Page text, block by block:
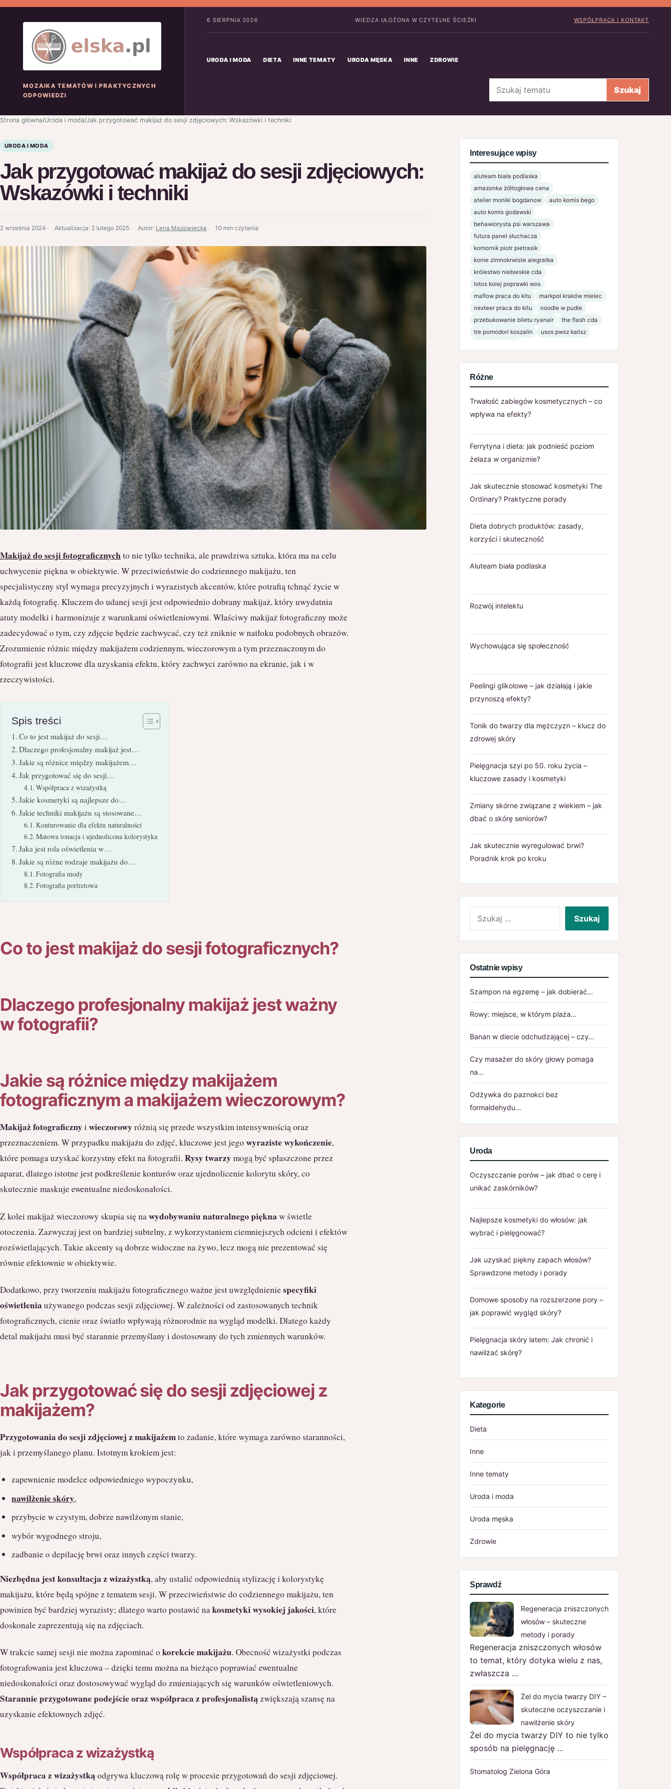
MOZAIKA TEMATÓW I PRAKTYCZNYCH
ODPOWIEDZI
6 SIERPNIA 2026 WIEDZA UŁOŻONA W CZYTELNE ŚCIEŻKI WSPÓŁPRACA I KONTAKT
URODA I MODA DIETA INNE TEMATY URODA MĘSKA INNE ZDROWIE
Szukaj Szukaj
Strona główna/Uroda i moda/Jak przygotować makijaż do sesji zdjęciowych: Wskazówki i techniki
URODA I MODA
Jak przygotować makijaż do sesji zdjęciowych:
Wskazówki i techniki
2 września 2024 Aktualizacja: 2 lutego 2025 Autor: Lena Mazowiecka 10 min czytania
Makijaż do sesji fotograficznych to nie tylko technika, ale prawdziwa sztuka, która ma na celu
uchwycenie piękna w obiektywie. W przeciwieństwie do codziennego makijażu, ten
specjalistyczny styl wymaga precyzyjnych i wyrazistych akcentów, które potrafią tchnąć życie w
każdą fotografię. Kluczem do udanej sesji jest odpowiednio dobrany makijaż, który uwydatnia
atuty modelki i harmonizuje z warunkami oświetleniowymi. Właściwy makijaż fotograficzny może
zadecydować o tym, czy zdjęcie będzie zachwycać, czy też zniknie w natłoku podobnych obrazów.
Zrozumienie różnic między makijażem codziennym, wieczorowym a tym przeznaczonym do
fotografii jest kluczowe dla uzyskania efektu, który zachwyci zarówno na ekranie, jak i w
rzeczywistości.
Spis treści
Co to jest makijaż do sesji…
Dlaczego profesjonalny makijaż jest…
Jakie są różnice między makijażem…
Jak przygotować się do sesji…
Współpraca z wizażystką
Jakie kosmetyki są najlepsze do…
Jakie techniki makijażu są stosowane…
Konturowanie dla efektu naturalności
Matowa tonacja i ujednolicona kolorystyka
Jaka jest rola oświetlenia w…
Jakie są różne rodzaje makijażu do…
Fotografia mody
Fotografia portretowa
Co to jest makijaż do sesji fotograficznych?
Dlaczego profesjonalny makijaż jest ważny
w fotografii?
Jakie są różnice między makijażem
fotograficznym a makijażem wieczorowym?
Makijaż fotograficznyi wieczorowyróżnią się przede wszystkim intensywnością oraz
przeznaczeniem. W przypadku makijażu do zdjęć, kluczowe jest jego wyraziste wykończenie,
które pomaga uzyskać korzystny efekt na fotografii. Rysy twarzymogą być spłaszczone przez
aparat, dlatego istotne jest podkreślenie konturów oraz ujednolicenie kolorytu skóry, co
skutecznie maskuje ewentualne niedoskonałości.
Z kolei makijaż wieczorowy skupia się na wydobywaniu naturalnego piękna w świetle
otoczenia. Zazwyczaj jest on bardziej subtelny, z wykorzystaniem ciemniejszych odcieni i efektów
rozświetlających. Takie akcenty są dobrze widoczne na żywo, lecz mogą nie prezentować się
równie efektownie w obiektywie.
Dodatkowo, przy tworzeniu makijażu fotograficznego ważne jest uwzględnieniespecyfiki
oświetlenia używanego podczas sesji zdjęciowej. W zależności od zastosowanych technik
fotograficznych, cienie oraz światło wpływają różnorodnie na wygląd modelki. Dlatego każdy
detal makijażu musi być starannie przemyślany i dostosowany do tych zmiennych warunków.
Jak przygotować się do sesji zdjęciowej z
makijażem?
Przygotowania do sesji zdjęciowej z makijażemto zadanie, które wymaga zarówno staranności,
jak i przemyślanego planu. Istotnym krokiem jest:
zapewnienie modelce odpowiedniego wypoczynku,
nawilżenie skóry,
przybycie w czystym, dobrze nawilżonym stanie,
wybór wygodnego stroju,
zadbanie o depilację brwi oraz innych części twarzy.
Niezbędna jest konsultacja z wizażystką, aby ustalić odpowiednią stylizację i kolorystykę
makijażu, które będą spójne z tematem sesji. W przeciwieństwie do codziennego makijażu, ten
powinien być bardziej wyrazisty; dlatego warto postawić na kosmetyki wysokiej jakości, które
doskonale zaprezentują się na zdjęciach.
W trakcie samej sesji nie można zapominać o korekcie makijażu. Obecność wizażystki podczas
fotografowania jest kluczowa – dzięki temu można na bieżąco poprawiać ewentualne
niedoskonałości oraz dostosowywać wygląd do zmieniających się warunków oświetleniowych.
Starannie przygotowane podejście oraz współpraca z profesjonalistą zwiększają szansę na
uzyskanie efektownych zdjęć.
Współpraca z wizażystką
Współpraca z wizażystką odgrywa kluczową rolę w procesie przygotowań do sesji zdjęciowej.
Interesujące wpisy
aluteam biała podlaska
amazonka żółtogłowa cena
atelier moniki bogdanow
auto komis bego
auto komis godawski
behawiorysta psi warszawa
futura panel słuchacza
komornik piotr pietrasik
konie zimnokrwiste alegratka
królestwo niebieskie cda
lotos kolej poprawki wos
maflow praca do kitu
markpol kraków mielec
nexteer praca do kitu
noodle w pudle
przebukowanie biletu ryanair
the flash cda
tre pomodori koszalin
usos pwsz kalisz
Różne
Trwałość zabiegów kosmetycznych – co
wpływa na efekty?
Ferrytyna i dieta: jak podnieść poziom
żelaza w organizmie?
Jak skutecznie stosować kosmetyki The
Ordinary? Praktyczne porady
Dieta dobrych produktów: zasady,
korzyści i skuteczność
Aluteam biała podlaska
Rozwój intelektu
Wychowująca się społeczność
Peelingi glikolowe – jak działają i jakie
przynoszą efekty?
Tonik do twarzy dla mężczyzn – klucz do
zdrowej skóry
Pielęgnacja szyi po 50. roku życia –
kluczowe zasady i kosmetyki
Zmiany skórne związane z wiekiem – jak
dbać o skórę seniorów?
Jak skutecznie wyregulować brwi?
Poradnik krok po kroku
Ostatnie wpisy
Szampon na egzemę – jak dobierać…
Rowy: miejsce, w którym plaża…
Banan w diecie odchudzającej – czy…
Czy masażer do skóry głowy pomaga
na…
Odżywka do paznokci bez
formaldehydu…
Uroda
Oczyszczanie porów – jak dbać o cerę i
unikać zaskórników?
Najlepsze kosmetyki do włosów: jak
wybrać i pielęgnować?
Jak uzyskać piękny zapach włosów?
Sprawdzone metody i porady
Domowe sposoby na rozszerzone pory –
jak poprawić wygląd skóry?
Pielęgnacja skóry latem: Jak chronić i
nawilżać skórę?
Kategorie
Dieta
Inne
Inne tematy
Uroda i moda
Uroda męska
Zdrowie
Sprawdź
Regeneracja zniszczonych
włosów – skuteczne
metody i porady
Regeneracja zniszczonych włosów
to temat, który dotyka wielu z nas,
zwłaszcza …
Żel do mycia twarzy DIY –
skuteczne oczyszczanie i
nawilżenie skóry
Żel do mycia twarzy DIY to nie tylko
sposób na pielęgnację …
Stomatolog Zielona Góra